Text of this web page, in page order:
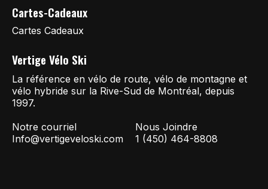
Cartes-Cadeaux
Cartes Cadeaux
Vertige Vélo Ski
La référence en vélo de route, vélo de montagne et
vélo hybride sur la Rive-Sud de Montréal, depuis
1997.
Notre courriel
Info@vertigeveloski.com
Nous Joindre
1 (450) 464-8808